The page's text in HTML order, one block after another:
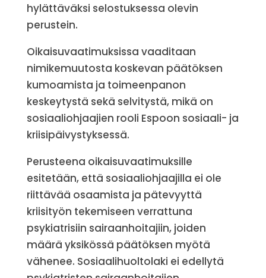
hylättäväksi selostuksessa olevin
perustein.
Oikaisuvaatimuksissa vaaditaan
nimikemuutosta koskevan päätöksen
kumoamista ja toimeenpanon
keskeytystä sekä selvitystä, mikä on
sosiaaliohjaajien rooli Espoon sosiaali- ja
kriisipäivystyksessä.
Perusteena oikaisuvaatimuksille
esitetään, että sosiaaliohjaajilla ei ole
riittävää osaamista ja pätevyyttä
kriisityön tekemiseen verrattuna
psykiatrisiin sairaanhoitajiin, joiden
määrä yksikössä päätöksen myötä
vähenee. Sosiaalihuoltolaki ei edellytä